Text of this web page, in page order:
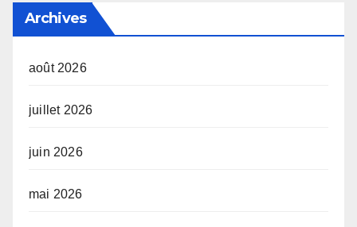
Archives
août 2026
juillet 2026
juin 2026
mai 2026